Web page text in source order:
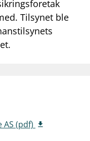
Tilsynet ble
(pdf)